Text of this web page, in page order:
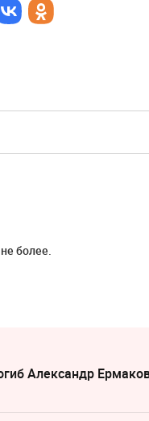
более.
Александр